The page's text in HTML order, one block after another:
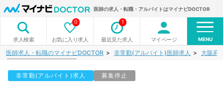
医師の求人・転職・アルバイトはマイナビDOCTOR
求人検索 お気に入り求人
0
最近見た求人
1
マイページ MENU
医師求人・転職のマイナビDOCTOR 非常勤(アルバイト)医師求人 大阪府
非常勤(アルバイト)求人 募集停止